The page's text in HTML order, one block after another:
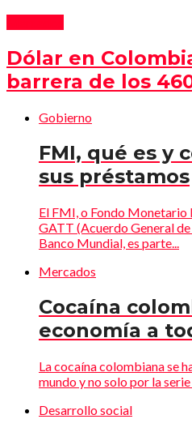
Dólar en
barrera de los
Gobierno
FMI, qué es y
sus préstamos
El FMI, o Fondo Monetario
GATT (Acuerdo General
Banco Mundial, es parte...
Mercados
Cocaína
economía a
La cocaína colombiana se
mundo y no solo por la serie
Desarrollo social